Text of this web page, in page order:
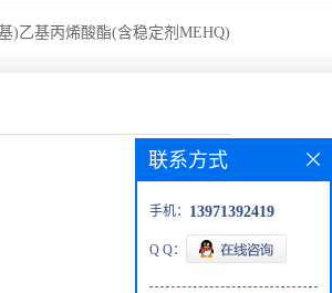
)乙基丙烯酸酯(含稳定剂MEHQ)
联系方式
手机： 13971392419
Q Q：